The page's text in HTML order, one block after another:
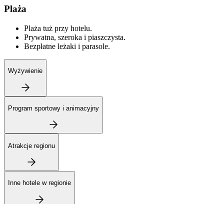
Plaża
Plaża tuż przy hotelu.
Prywatna, szeroka i piaszczysta.
Bezpłatne leżaki i parasole.
Wyżywienie
Program sportowy i animacyjny
Atrakcje regionu
Inne hotele w regionie